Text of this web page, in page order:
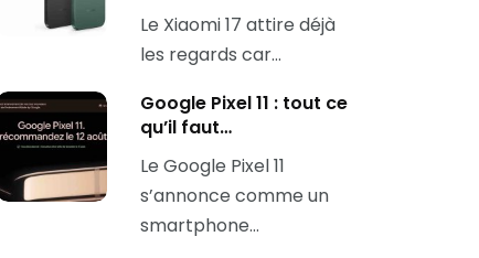
Le Xiaomi 17 attire déjà
les regards car…
Google Pixel 11 : tout ce
qu’il faut…
Le Google Pixel 11
s’annonce comme un
smartphone…